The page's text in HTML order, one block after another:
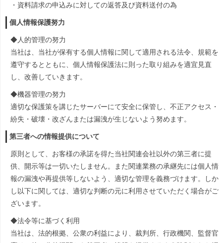
・資料請求の申込みに対しての返答及び資料送付の為
個人情報保護努力
◆人的管理の努力
当社は、当社が保有する個人情報に関して適用される法令、規範を
遵守するとともに、個人情報保護法に則った取り組みを適宜見直
し、改善していきます。
◆機器管理の努力
適切な保護策を講じたサーバーにて安全に保管し、不正アクセス・
紛失・破壊・改ざんまたは漏洩が生じないよう努めます。
第三者への情報提供について
原則として、お客様の承諾を得た当社関連会社以外の第三者に提
供、開示等は一切いたしません。また関連業務の承継先には個人情
報の漏洩や再提供等しないよう、適切な管理を義務づけます。しか
し以下に関しては、適切な判断の元に利用させていただく場合がご
ざいます。
◆法令等に基づく利用
当社は、法的根拠、公衆の利益により、裁判所、行政機関、監督官